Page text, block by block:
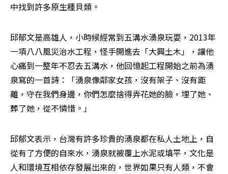
中找到許多原生種貝類。
邱郁文是高雄人，小時候經常到五溝水湧泉玩耍，2013年
一項八八風災治水工程，怪手開進去「大興土木」，讓他
心痛到一整年不忍去五溝水，他回憶起工程開始之前為湧
泉寫的一首詩：「湧泉像鄰家女孩，沒有架子、沒有距
離，守在我們身邊，你們怎麼捨得弄花她的臉，埋了她、
葬了她，從不憐惜。」
邱郁文表示，台灣有許多珍貴的湧泉都在私人土地上，自
從有了方便的自來水，湧泉就被覆上水泥或填平，文化是
人和環境互相依存發展出來的，世界如果只有人類，不會